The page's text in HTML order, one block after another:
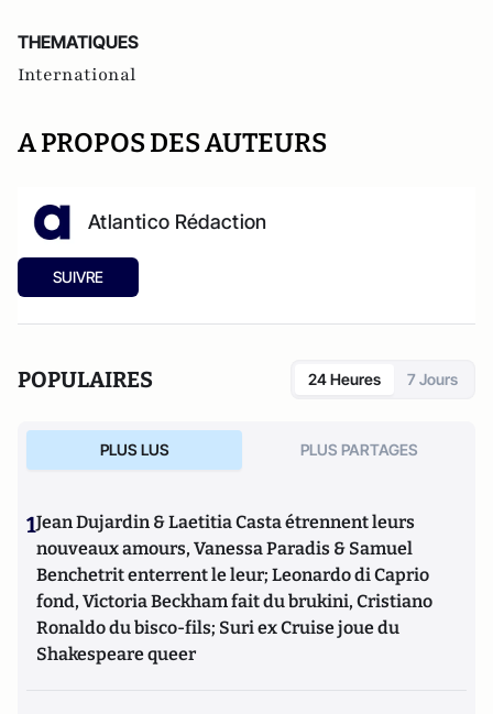
THEMATIQUES
International
A PROPOS DES AUTEURS
Atlantico Rédaction
SUIVRE
POPULAIRES 24 Heures 7 Jours
PLUS LUS PLUS PARTAGES
1Jean Dujardin & Laetitia Casta étrennent leurs
nouveaux amours, Vanessa Paradis & Samuel
Benchetrit enterrent le leur; Leonardo di Caprio
fond, Victoria Beckham fait du brukini, Cristiano
Ronaldo du bisco-fils; Suri ex Cruise joue du
Shakespeare queer